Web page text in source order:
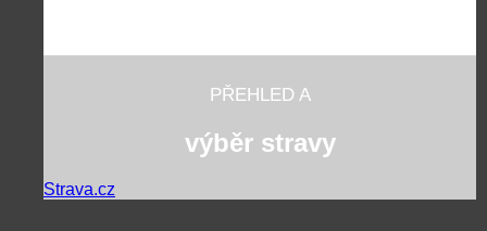
PŘEHLED A
výběr stravy
Strava.cz